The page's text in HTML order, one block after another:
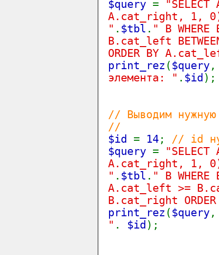
$query =
A.cat_right, 1, 0)
" . $tbl . " B
B.cat_left
ORDER BY
print_rez ( $query
элемента: " . $id );
// Выводим нужную
//
$id = 14 ; // id
$query =
A.cat_right, 1, 0)
" . $tbl . " B
A.cat_left >=
B.cat_right
print_rez ( $query
" . $id );